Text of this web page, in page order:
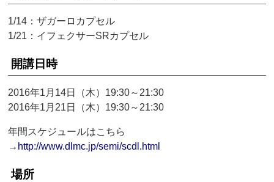
1/14：ザガーロカプセル
1/21：イフェクサーSRカプセル
開講日時
2016年1月14日（木）19:30～21:30
2016年1月21日（木）19:30～21:30
年間スケジュールはこちら
→ http://www.dlmc.jp/semi/scdl.html
場所